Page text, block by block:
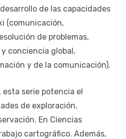
de las capacidades
(comunicación,
de problemas,
conciencia global,
y de la comunicación).
esta serie potencia el
de exploración,
En Ciencias
cartográfico. Además,